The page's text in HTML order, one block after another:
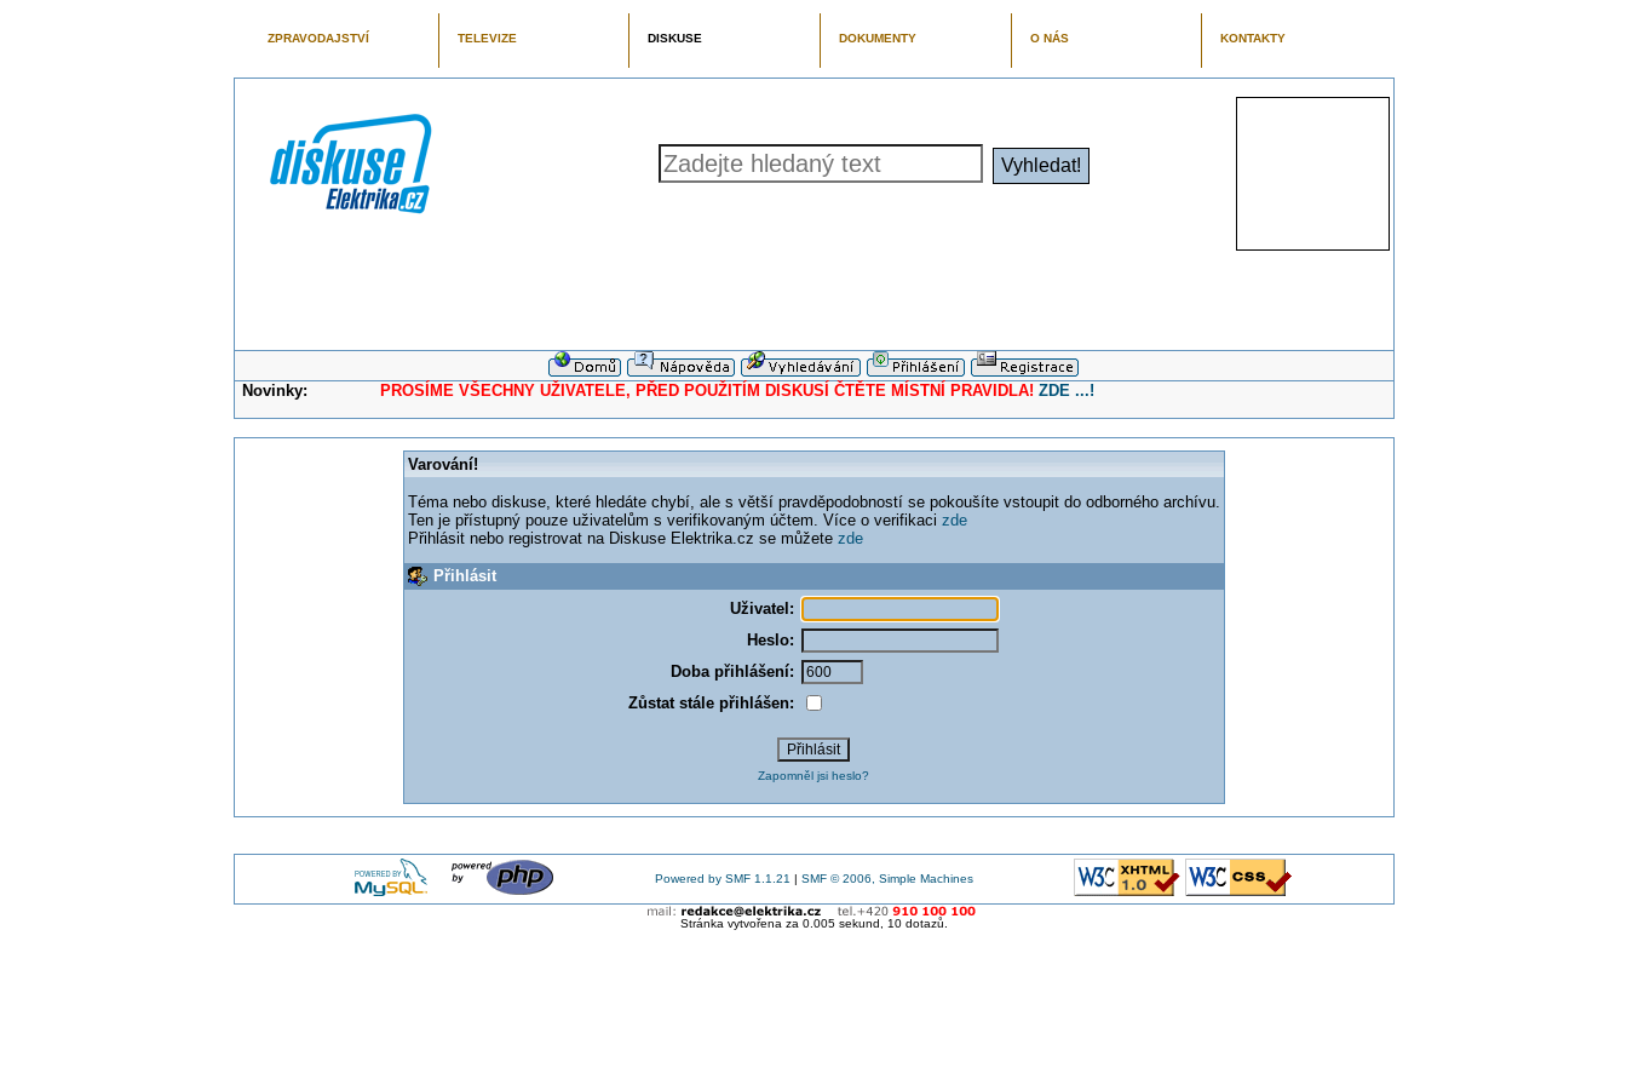
ZPRAVODAJSTVÍ TELEVIZE DISKUSE DOKUMENTY O NÁS KONTAKTY
Novinky: PROSÍME VŠECHNY UŽIVATELE, PŘED POUŽITÍM DISKUSÍ ČTĚTE MÍSTNÍ PRAVIDLA! ZDE ...!
Varování!
Téma nebo diskuse, které hledáte chybí, ale s větší pravděpodobností se pokoušíte vstoupit do odborného archívu.
Ten je přístupný pouze uživatelům s verifikovaným účtem. Více o verifikaci zde
Přihlásit nebo registrovat na Diskuse Elektrika.cz se můžete zde
Přihlásit
Uživatel:
Heslo:
Doba přihlášení:
Zůstat stále přihlášen:
Zapomněl jsi heslo?
Powered by SMF 1.1.21 | SMF © 2006, Simple Machines
Stránka vytvořena za 0.005 sekund, 10 dotazů.